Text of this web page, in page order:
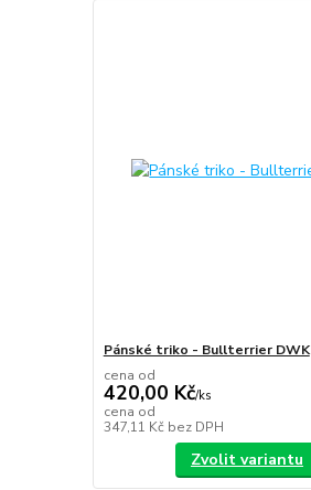
Pánské triko - Bullterrier DWK
cena od
420,00 Kč/ks
cena od
347,11 Kč bez DPH
Zvolit variantu